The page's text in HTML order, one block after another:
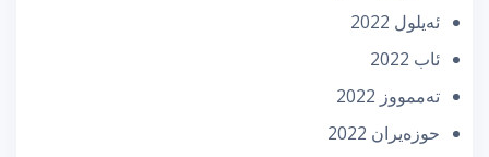
ئه‌یلول 2022
ئاب 2022
تەممووز 2022
حوزه‌یران 2022